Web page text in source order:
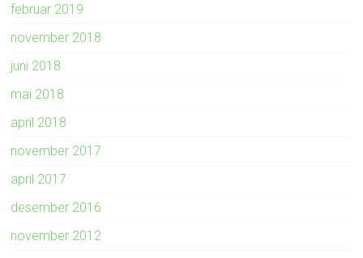
februar 2019
november 2018
juni 2018
mai 2018
april 2018
november 2017
april 2017
desember 2016
november 2012